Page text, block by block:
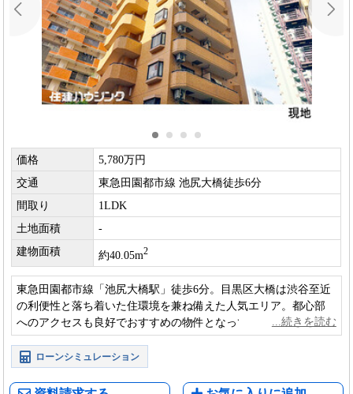
価格
5,780万円
交通
東急田園都市線 池尻大橋徒歩6分
間取り
1LDK
土地面積
-
建物面積
約40.05m2
東急田園都市線「池尻大橋駅」徒歩6分。目黒区大橋は渋谷至近
の利便性と落ち着いた住環境を兼ね備えた人気エリア。都心部
へのアクセスも良好でおすすめの物件となっております。
ローンシミュレーション